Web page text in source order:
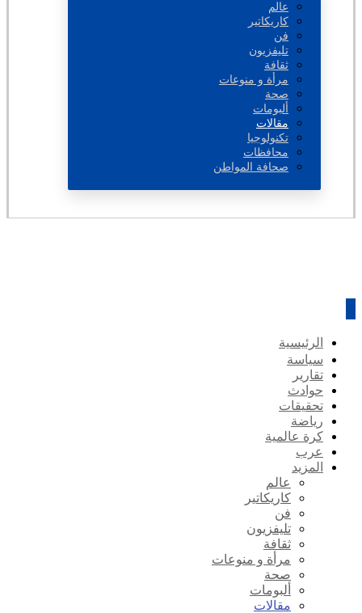
عالم
كاريكاتير
فن
تليفزيون
ثقافة
مرأة و منوعات
صحة
ألبومات
مقالات
تكنولوجيا
محافظات
صحافة المواطن
الرئيسية
سياسة
تقارير
حوادث
تحقيقات
رياضة
كرة عالمية
عرب
المزيد
عالم
كاريكاتير
فن
تليفزيون
ثقافة
مرأة و منوعات
صحة
ألبومات
مقالات